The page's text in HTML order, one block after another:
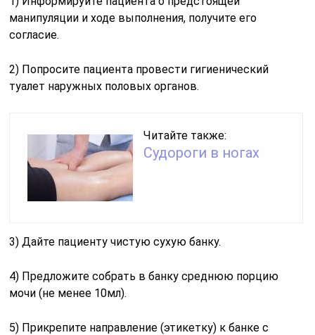
манипуляции и ходе выполнения, получите его
согласие.
2) Попросите пациента провести гигиенический
туалет наружных половых органов.
Читайте также:
Судороги в ногах
3) Дайте пациенту чистую сухую банку.
4) Предложите собрать в банку среднюю порцию
мочи (не менее 10мл).
5) Прикрепите направление (этикетку) к банке с